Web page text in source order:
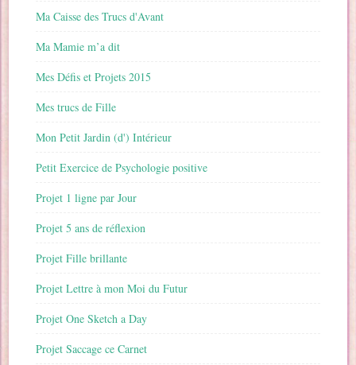
Ma Caisse des Trucs d'Avant
Ma Mamie m’a dit
Mes Défis et Projets 2015
Mes trucs de Fille
Mon Petit Jardin (d') Intérieur
Petit Exercice de Psychologie positive
Projet 1 ligne par Jour
Projet 5 ans de réflexion
Projet Fille brillante
Projet Lettre à mon Moi du Futur
Projet One Sketch a Day
Projet Saccage ce Carnet